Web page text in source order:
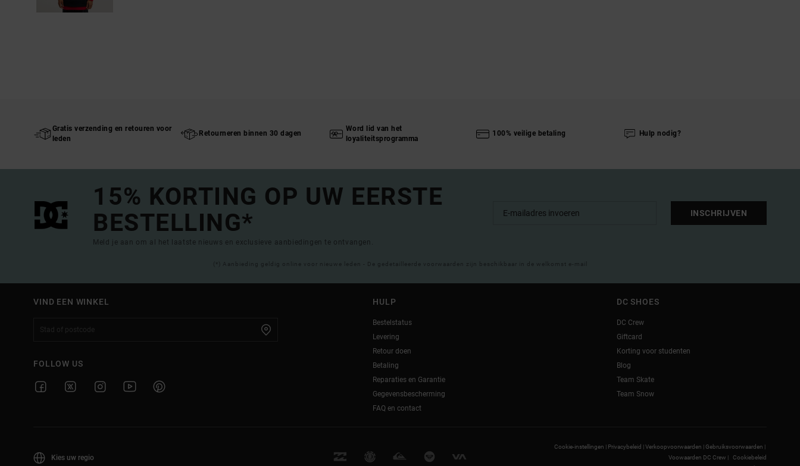
Gratis verzending en retouren voor
leden
Retourneren binnen 30 dagen
Word lid van het
loyaliteitsprogramma
100% veilige betaling Hulp nodig?
15% KORTING OP UW EERSTE
BESTELLING*
Meld je aan om al het laatste nieuws en exclusieve aanbiedingen te ontvangen.
INSCHRIJVEN
(*) Aanbieding geldig online voor nieuwe leden - De gedetailleerde voorwaarden zijn beschikbaar in de welkomst e-mail
VIND EEN WINKEL
FOLLOW US
HULP
Bestelstatus
Levering
Retour doen
Betaling
Reparaties en Garantie
Gegevensbescherming
FAQ en contact
DC SHOES
DC Crew
Giftcard
Korting voor studenten
Blog
Team Skate
Team Snow
Kies uw regio
Cookie-instellingen | Privacybeleid |Verkoopvoorwaarden |Gebruiksvoorwaarden |
Voowaarden DC Crew |
Cookiebeleid